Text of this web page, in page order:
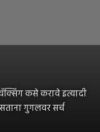
कसे करावे इत्यादी
गुगलवर सर्च